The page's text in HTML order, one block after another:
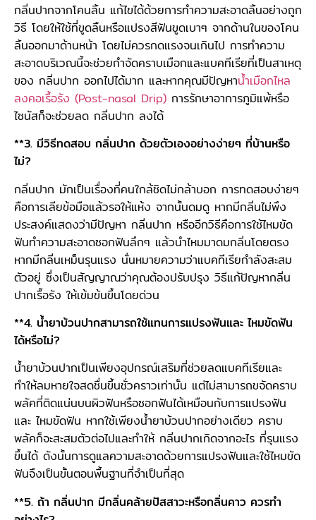
กลิ่นปากจากโคนลิ้น แก้ไขได้ด้วยการทำความสะอาดลิ้นอย่างถูก
วิธี โดยให้ใช้ที่ขูดลิ้นหรือแปรงสีฟันขูดเบาๆ จากด้านในของโคน
ลิ้นออกมาด้านหน้า โดยไม่ควรกดแรงจนเกินไป การทำความ
สะอาดบริเวณนี้จะช่วยกำจัดคราบเมือกและแบคทีเรียที่เป็นสาเหตุ
ของ กลิ่นปาก ออกไปได้มาก และหากคุณมีปัญหาน้ำเมือกไหล
ลงคอเรื้อรัง (Post-nasal Drip) การรักษาอาการภูมิแพ้หรือ
ไซนัสก็จะช่วยลด กลิ่นปาก ลงได้
**3. มีวิธีทดสอบ กลิ่นปาก ด้วยตัวเองอย่างง่ายๆ ที่บ้านหรือ
ไม่?
กลิ่นปาก มักเป็นเรื่องที่คนใกล้ชิดไม่กล้าบอก การทดสอบง่ายๆ
คือการเลียข้อมือแล้วรอให้แห้ง จากนั้นดมดู หากมีกลิ่นไม่พึง
ประสงค์แสดงว่ามีปัญหา กลิ่นปาก หรืออีกวิธีคือการใช้ไหมขัด
ฟันทำความสะอาดซอกฟันลึกๆ แล้วนำไหมมาดมกลิ่นโดยตรง
หากมีกลิ่นเหม็นรุนแรง นั่นหมายความว่าแบคทีเรียกำลังสะสม
ตัวอยู่ ซึ่งเป็นสัญญาณว่าคุณต้องปรับปรุง วิธีแก้ปัญหากลิ่น
ปากเรื้อรัง ให้เข้มข้นขึ้นโดยด่วน
**4. น้ำยาบ้วนปากสามารถใช้แทนการแปรงฟันและ ไหมขัดฟัน
ได้หรือไม่?
น้ำยาบ้วนปากเป็นเพียงอุปกรณ์เสริมที่ช่วยลดแบคทีเรียและ
ทำให้ลมหายใจสดชื่นขึ้นชั่วคราวเท่านั้น แต่ไม่สามารถขจัดคราบ
พลัคที่ติดแน่นบนผิวฟันหรือซอกฟันได้เหมือนกับการแปรงฟัน
และ ไหมขัดฟัน หากใช้เพียงน้ำยาบ้วนปากอย่างเดียว คราบ
พลัคก็จะสะสมตัวต่อไปและทำให้ กลิ่นปากเกิดจากอะไร ที่รุนแรง
ขึ้นได้ ดังนั้นการดูแลความสะอาดด้วยการแปรงฟันและใช้ไหมขัด
ฟันจึงเป็นขั้นตอนพื้นฐานที่จำเป็นที่สุด
**5. ถ้า กลิ่นปาก มีกลิ่นคล้ายปัสสาวะหรือกลิ่นคาว ควรทำ